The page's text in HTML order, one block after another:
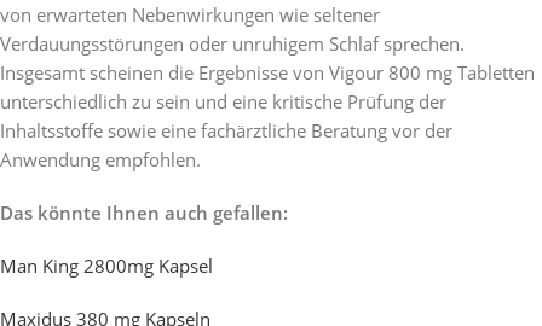
von erwarteten Nebenwirkungen wie seltener
Verdauungsstörungen oder unruhigem Schlaf sprechen.
Insgesamt scheinen die Ergebnisse von Vigour 800 mg Tabletten
unterschiedlich zu sein und eine kritische Prüfung der
Inhaltsstoffe sowie eine fachärztliche Beratung vor der
Anwendung empfohlen.
Das könnte Ihnen auch gefallen:
Man King 2800mg Kapsel
Maxidus 380 mg Kapseln